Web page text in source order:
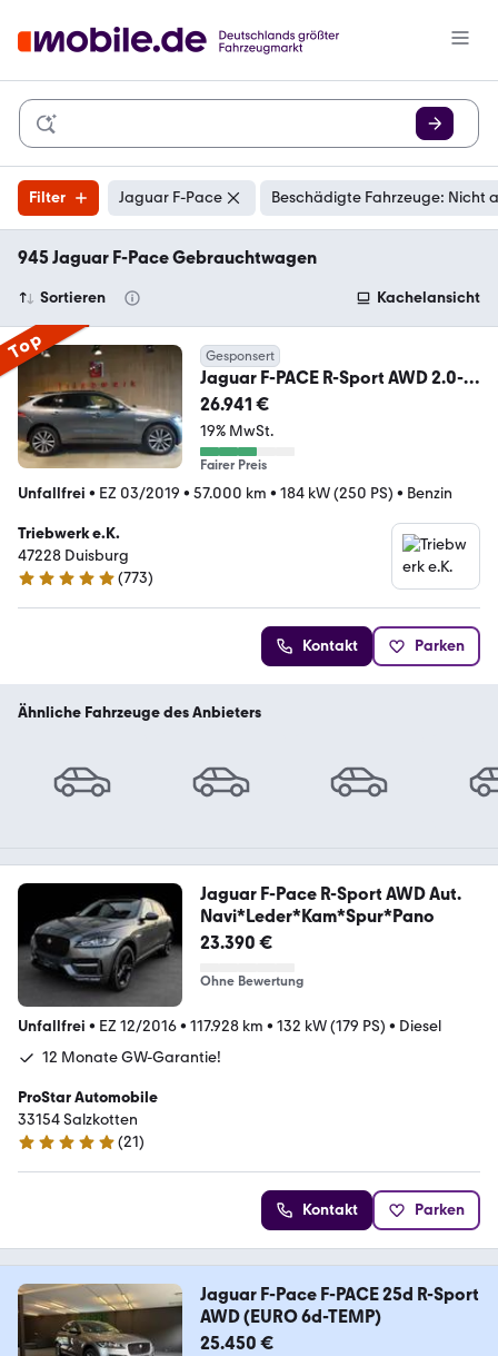
Filter Jaguar F-Pace Beschädigte Fahrzeuge: Nicht
945 Jaguar F-Pace Gebrauchtwagen
Sortieren Kachelansicht
Top Gesponsert
Jaguar F-PACE R-Sport AWD 2.0-
Head Up-Led.-ACC-
26.941 €
19% MwSt.
Fairer Preis
Unfallfrei • EZ 03/2019 • 57.000 km • 184 kW (250 PS) • Benzin
Triebwerk e.K.
47228 Duisburg
4.9 Sterne
(773)
Kontakt Parken
Ähnliche Fahrzeuge des Anbieters
Jaguar F-Pace R-Sport AWD Aut.
Navi*Leder*Kam*Spur*Pano
23.390 €
Ohne Bewertung
Unfallfrei • EZ 12/2016• 117.928 km • 132 kW (179 PS) • Diesel
12 Monate GW-Garantie!
ProStar Automobile
33154 Salzkotten
4.9 Sterne
(21)
Kontakt Parken
Jaguar F-Pace F-PACE 25d R-Sport
AWD (EURO 6d-TEMP)
25.450 €